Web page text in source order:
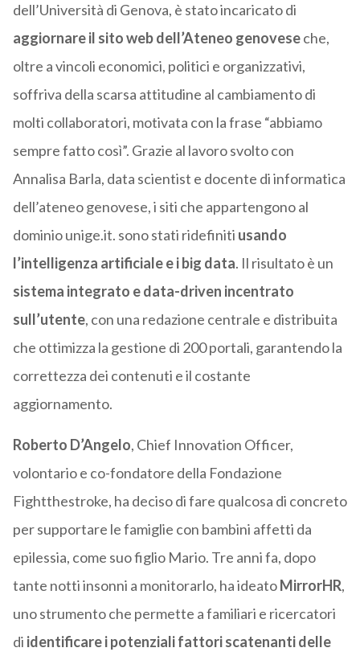
dell’Università di Genova, è stato incaricato di
aggiornare il sito web dell’Ateneo genoveseche,
oltre a vincoli economici, politici e organizzativi,
soffriva della scarsa attitudine al cambiamento di
molti collaboratori, motivata con la frase “abbiamo
sempre fatto così”. Grazie al lavoro svolto con
Annalisa Barla, data scientist e docente di informatica
dell’ateneo genovese, i siti che appartengono al
dominio unige.it. sono stati ridefiniti usando
l’intelligenza artificiale e i big data. Il risultato è un
sistema integrato e data-driven incentrato
sull’utente, con una redazione centrale e distribuita
che ottimizza la gestione di 200 portali, garantendo la
correttezza dei contenuti e il costante
aggiornamento.
Roberto D’Angelo, Chief Innovation Officer,
volontario e co-fondatore della Fondazione
Fightthestroke, ha deciso di fare qualcosa di concreto
per supportare le famiglie con bambini affetti da
epilessia, come suo figlio Mario. Tre anni fa, dopo
tante notti insonni a monitorarlo, ha ideatoMirrorHR,
uno strumento che permette a familiari e ricercatori
di identificare i potenziali fattori scatenanti delle